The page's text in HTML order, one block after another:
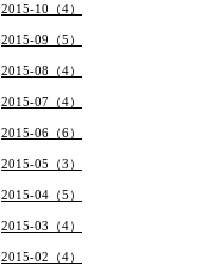
2015-10（4）
2015-09（5）
2015-08（4）
2015-07（4）
2015-06（6）
2015-05（3）
2015-04（5）
2015-03（4）
2015-02（4）